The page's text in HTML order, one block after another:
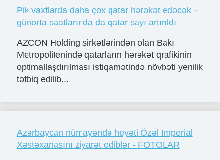
Pik vaxtlarda daha çox qatar hərəkət edəcək −
günorta saatlarında da qatar sayı artırıldı
AZCON Holding şirkətlərindən olan Bakı
Metropolitenində qatarların hərəkət qrafikinin
optimallaşdırılması istiqamətində növbəti yenilik
tətbiq edilib...
Azərbaycan nümayəndə heyəti Özəl Imperial
Xəstəxanasını ziyarət ediblər - FOTOLAR